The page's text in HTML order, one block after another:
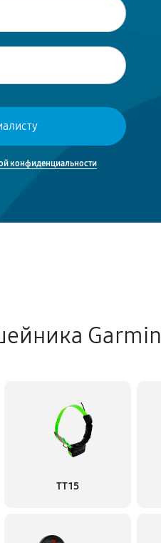
конфиденциальности
Garmin
TT 15